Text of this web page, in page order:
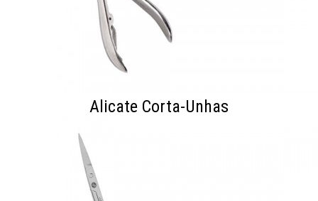
Alicate Corta-Unhas